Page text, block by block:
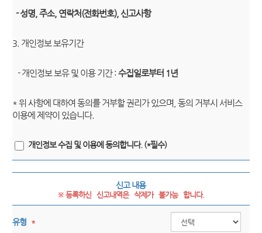
- 성명, 주소, 연락처(전화번호), 신고사항
3. 개인정보 보유기간
- 개인정보 보유 및 이용 기간 : 수집일로부터 1년
* 위 사항에 대하여 동의를 거부할 권리가 있으며, 동의 거부시 서비스
이용에 제약이 있습니다.
개인정보 수집 및 이용에 동의합니다. (*필수)
신고 내용
※ 등록하신   신고내역은   삭제가   불가능   합니다.
유형 *